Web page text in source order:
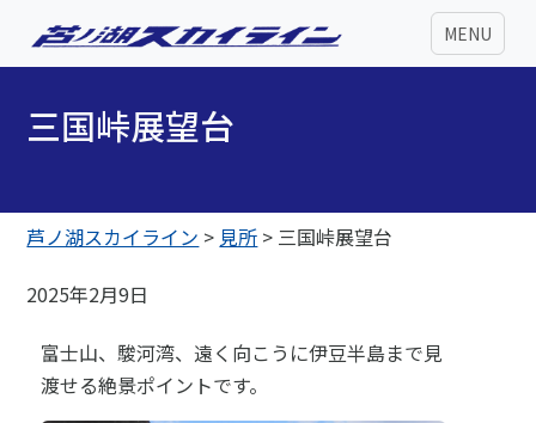
MENU
三国峠展望台
芦ノ湖スカイライン > 見所 > 三国峠展望台
2025年2月9日
富士山、駿河湾、遠く向こうに伊豆半島まで見
渡せる絶景ポイントです。